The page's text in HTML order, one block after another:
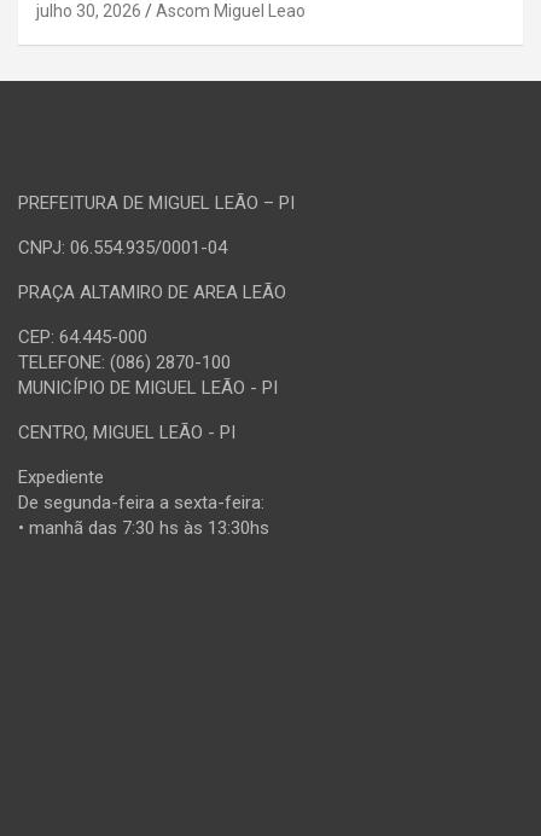
julho 30, 2026 Ascom Miguel Leao
PREFEITURA DE MIGUEL LEÃO – PI
CNPJ: 06.554.935/0001-04
PRAÇA ALTAMIRO DE AREA LEÃO
CEP: 64.445-000
TELEFONE: (086) 2870-100
MUNICÍPIO DE MIGUEL LEÃO - PI
CENTRO, MIGUEL LEÃO - PI
Expediente
De segunda-feira a sexta-feira:
• manhã das 7:30 hs às 13:30hs